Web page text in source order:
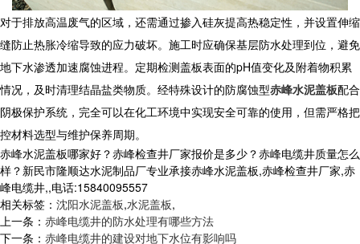
对于排放高温废气的区域，还需通过掺入硅灰提高热稳定性，并设置伸缩
缝防止热胀冷缩导致的应力破坏。施工时应确保基层防水处理到位，避免
地下水渗透加速腐蚀进程。定期检测盖板表面的pH值变化及附着物积累
情况，及时清理结晶盐类物质。经特殊设计的防腐蚀型赤峰水泥盖板配合
阴极保护系统，完全可以在化工环境中实现安全可靠的使用，但需严格把
控材料选型与维护保养周期。
赤峰水泥盖板哪家好？赤峰检查井厂家报价是多少？赤峰电缆井质量怎么
样？新民市隆顺达水泥制品厂专业承接赤峰水泥盖板,赤峰检查井厂家,赤
峰电缆井,,电话:15840095557
相关标签： 沈阳水泥盖板,水泥盖板,
上一条： 赤峰电缆井的防水处理有哪些方法
下一条： 赤峰电缆井的建设对地下水位有影响吗